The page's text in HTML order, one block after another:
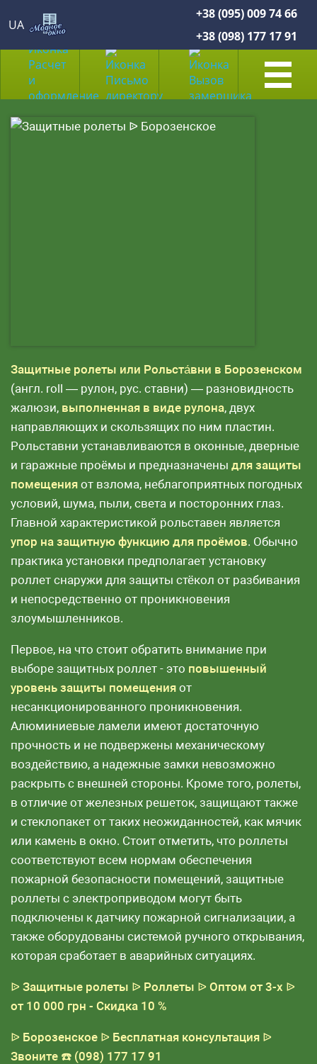
UA
+38 (095) 009 74 66
+38 (098) 177 17 91
Защитные ролеты или Рольста́вни в Борозенском
(англ. roll — рулон, рус. ставни) — разновидность
жалюзи, выполненная в виде рулона, двух
направляющих и скользящих по ним пластин.
Рольставни устанавливаются в оконные, дверные
и гаражные проёмы и предназначены для защиты
помещения от взлома, неблагоприятных погодных
условий, шума, пыли, света и посторонних глаз.
Главной характеристикой рольставен является
упор на защитную функцию для проёмов. Обычно
практика установки предполагает установку
роллет снаружи для защиты стёкол от разбивания
и непосредственно от проникновения
злоумышленников.
Первое, на что стоит обратить внимание при
выборе защитных роллет - это повышенный
уровень защиты помещения от
несанкционированного проникновения.
Алюминиевые ламели имеют достаточную
прочность и не подвержены механическому
воздействию, а надежные замки невозможно
раскрыть с внешней стороны. Кроме того, ролеты,
в отличие от железных решеток, защищают также
и стеклопакет от таких неожиданностей, как мячик
или камень в окно. Стоит отметить, что роллеты
соответствуют всем нормам обеспечения
пожарной безопасности помещений, защитные
роллеты с электроприводом могут быть
подключены к датчику пожарной сигнализации, а
также оборудованы системой ручного открывания,
которая сработает в аварийных ситуациях.
ᐉ Защитные ролеты ᐉ Роллеты ᐉ Оптом от 3-х ᐉ
от 10 000 грн - Скидка 10 %
ᐉ Борозенское ᐉ Бесплатная консультация ᐉ
Звоните ☎️ (098) 177 17 91